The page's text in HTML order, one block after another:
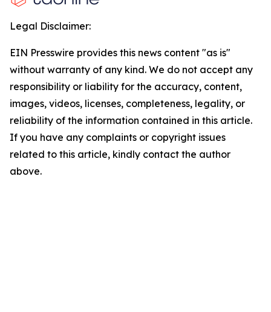
Legal Disclaimer:
EIN Presswire provides this news content "as is"
without warranty of any kind. We do not accept any
responsibility or liability for the accuracy, content,
images, videos, licenses, completeness, legality, or
reliability of the information contained in this article.
If you have any complaints or copyright issues
related to this article, kindly contact the author
above.